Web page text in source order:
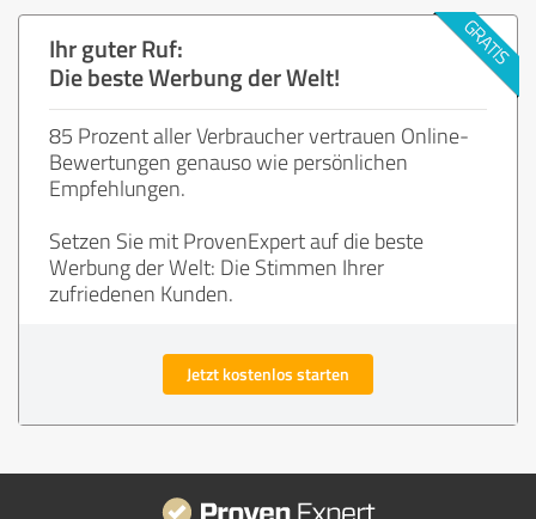
Ihr guter Ruf:
Die beste Werbung der Welt!
85 Prozent aller Verbraucher vertrauen Online-
Bewertungen genauso wie persönlichen
Empfehlungen.
Setzen Sie mit ProvenExpert auf die beste
Werbung der Welt: Die Stimmen Ihrer
zufriedenen Kunden.
Jetzt kostenlos starten